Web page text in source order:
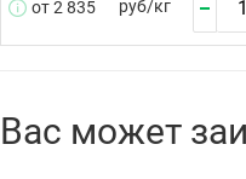
от 2 835 руб/кг
Вас может